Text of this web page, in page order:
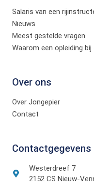
Salaris van een
Nieuws
Meest gestelde vragen
Waarom een opleiding
Over ons
Over Jongepier
Contact
Contactgegevens
Westerdreef 7
2152 CS Nieuw-